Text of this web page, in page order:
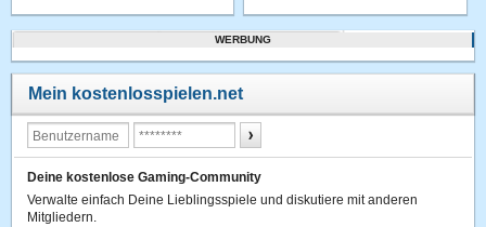
WERBUNG
Mein kostenlosspielen.net
Deine kostenlose Gaming-Community
Verwalte einfach Deine Lieblingsspiele und diskutiere mit anderen
Mitgliedern.